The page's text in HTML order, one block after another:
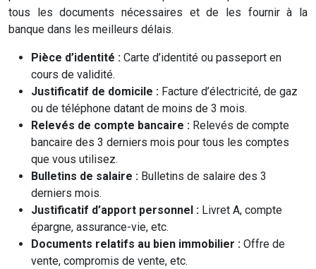
tous les documents nécessaires et de les fournir à la
banque dans les meilleurs délais.
Pièce d’identité : Carte d’identité ou passeport en
cours de validité.
Justificatif de domicile : Facture d’électricité, de gaz
ou de téléphone datant de moins de 3 mois.
Relevés de compte bancaire : Relevés de compte
bancaire des 3 derniers mois pour tous les comptes
que vous utilisez.
Bulletins de salaire : Bulletins de salaire des 3
derniers mois.
Justificatif d’apport personnel : Livret A, compte
épargne, assurance-vie, etc.
Documents relatifs au bien immobilier : Offre de
vente, compromis de vente, etc.